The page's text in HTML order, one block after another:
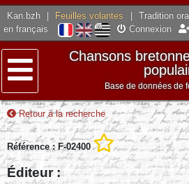
Kan.bzh Feuilles volantes Tradition
en français
Connexion
Menu
Chansons
Base de données de
Retour à la recherche
Référence : F-02400
Éditeur :